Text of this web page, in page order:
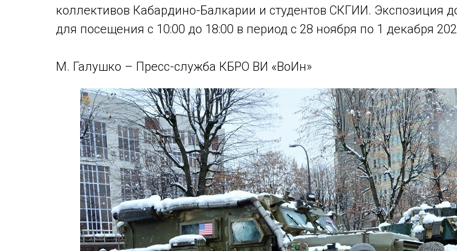
коллективов Кабардино-Балкарии и студентов СКГИИ. Экспозиция
для посещения с 10:00 до 18:00 в период с 28 ноября по 1 декабря
М. Галушко – Пресс-служба КБРО ВИ «ВоИн»